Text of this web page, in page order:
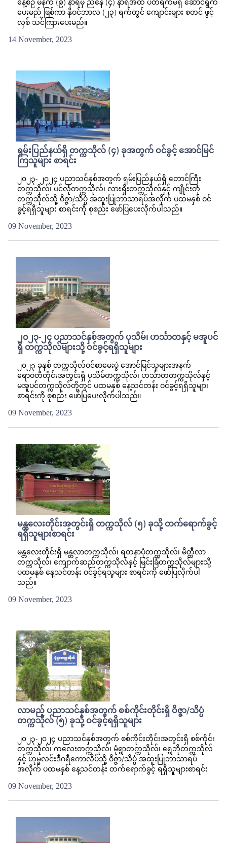
နေ့စဉ် မနက် (၉) နာရီမှ ညနေ (၄) နာရီအထိ ပိတ်ရက်မရှိ ဆောင်ရွက်
ပေးမည် ဖြစ်ကာ နိုဝင်ဘာလ (၂၃) ရက်တွင် ကျောင်းများ စတင် ဖွင့်
လှစ် သင်ကြားပေးမည်။
14 November, 2023
ရှမ်းပြည်နယ်ရှိ တက္ကသိုလ် (၄) ခုအတွက် ဝင်ခွင့် အောင်မြင်
ကြသူများ စာရင်း
၂၀၂၃- ၂၀၂၄ ပညာသင်နှစ်အတွက် ရှမ်းပြည်နယ်ရှိ တောင်ကြီး
တက္ကသိုလ်၊ ပင်လုံတက္ကသိုလ်၊ လားရှိုးတက္ကသိုလ်နှင့် ကျိုင်းတုံ
တက္ကသိုလ်သို့ ဝိဇ္ဇာ/သိပ္ပံ အထူးပြုဘာသာရပ်အလိုက် ပထမနှစ် ဝင်
ခွင့်ရရှိသူများ စာရင်းကို စုစည်း ဖော်ပြပေးလိုက်ပါသည်။
09 November, 2023
၂၀၂၃-၂၄ ပညာသင်နှစ်အတွက် ပုသိမ်၊ ဟင်္သာတနှင့် မအူပင်
ရှိ တက္ကသိုလ်များသို့ ဝင်ခွင့်ရရှိသူများ
၂၀၂၃ ခုနှစ် တက္ကသိုလ်ဝင်စာမေးပွဲ အောင်မြင်သူများအနက်
ဧရာဝတီတိုင်းအတွင်းရှိ ပုသိမ်တက္ကသိုလ်၊ ဟင်္သာတတက္ကသိုလ်နှင့်
မအူပင်တက္ကသိုလ်တို့တွင် ပထမနှစ် နေ့သင်တန်း ဝင်ခွင့်ရရှိသူများ
စာရင်းကို စုစည်း ဖော်ပြပေးလိုက်ပါသည်။
09 November, 2023
မန္တလေးတိုင်းအတွင်းရှိ တက္ကသိုလ် (၅) ခုသို့ တက်ရောက်ခွင့်
ရရှိသူများစာရင်း
မန္တလေးတိုင်းရှိ မန္တလာတက္ကသိုလ်၊ ရတနာပုံတက္ကသိုလ်၊ မိတ္ထီလာ
တက္ကသိုလ်၊ ကျောက်ဆည်တက္ကသိုလ်နှင့် မြင်းခြံတက္ကသိုလ်များသို့
ပထမနှစ် နေ့သင်တန်း ဝင်ခွင့်ရသူများ စာရင်းကို ဖော်ပြလိုက်ပါ
သည်။
09 November, 2023
လာမည့် ပညာသင်နှစ်အတွက် စစ်ကိုင်းတိုင်းရှိ ဝိဇ္ဇာ/သိပ္ပံ
တက္ကသိုလ် (၅) ခုသို့ ဝင်ခွင့်ရရှိသူများ
၂၀၂၃-၂၀၂၄ ပညာသင်နှစ်အတွက် စစ်ကိုင်းတိုင်းအတွင်းရှိ စစ်ကိုင်း
တက္ကသိုလ်၊ ကလေးတက္ကသိုလ်၊ မုံရွာတက္ကသိုလ်၊ ရွှေဘိုတက္ကသိုလ်
နှင့် ဟုမ္မလင်းဒီဂရီကောလိပ်သို့ ဝိဇ္ဇာ/သိပ္ပံ အထူးပြုဘာသာရပ်
အလိုက် ပထမနှစ် နေ့သင်တန်း တက်ရောက်ခွင့် ရရှိသူများစာရင်း
09 November, 2023